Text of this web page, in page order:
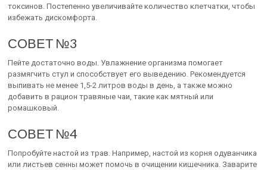
токсинов. Постепенно увеличивайте количество клетчатки, чтобы
избежать дискомфорта.
СОВЕТ №3
Пейте достаточно воды. Увлажнение организма помогает
размягчить стул и способствует его выведению. Рекомендуется
выпивать не менее 1,5-2 литров воды в день, а также можно
добавить в рацион травяные чаи, такие как мятный или
ромашковый.
СОВЕТ №4
Попробуйте настой из трав. Например, настой из корня одуванчика
или листьев сенны может помочь в очищении кишечника. Заварите